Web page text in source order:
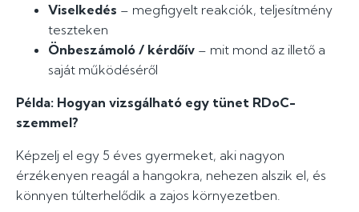
Viselkedés – megfigyelt reakciók, teljesítmény
teszteken
Önbeszámoló / kérdőív – mit mond az illető a
saját működéséről
Példa: Hogyan vizsgálható egy tünet RDoC-
szemmel?
Képzelj el egy 5 éves gyermeket, aki nagyon
érzékenyen reagál a hangokra, nehezen alszik el, és
könnyen túlterhelődik a zajos környezetben.